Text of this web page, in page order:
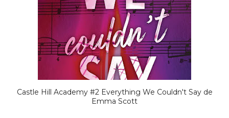
Castle Hill Academy #2 Everything We Couldn't Say de
Emma Scott